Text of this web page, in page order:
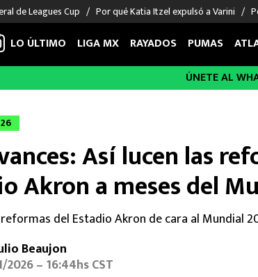
de Leagues Cup Por qué Katia Itzel expulsó a Varini
Mexicana
League
League
Madrid
MEXICANOS EN EL EXTRANJERO
Memo Ochoa
Edson Álvarez
Santiago Giménez
LO ÚLTIMO LIGA MX RAYADOS PUMAS
ÚNETE AL
Así lucen las
Akron a meses del
del Estadio Akron de cara al Mundial
Beaujon
2026 – 16:44hs CST